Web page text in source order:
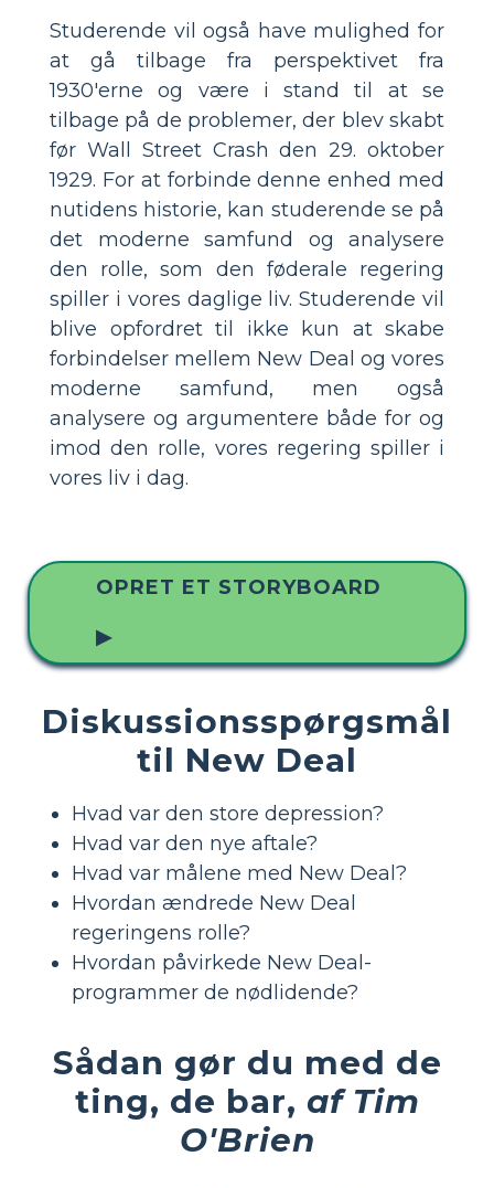
Studerende vil også have mulighed for
at gå tilbage fra perspektivet fra
1930'erne og være i stand til at se
tilbage på de problemer, der blev skabt
før Wall Street Crash den 29. oktober
1929. For at forbinde denne enhed med
nutidens historie, kan studerende se på
det moderne samfund og analysere
den rolle, som den føderale regering
spiller i vores daglige liv. Studerende vil
blive opfordret til ikke kun at skabe
forbindelser mellem New Deal og vores
moderne samfund, men også
analysere og argumentere både for og
imod den rolle, vores regering spiller i
vores liv i dag.
OPRET ET STORYBOARD
▶
Diskussionsspørgsmål
til New Deal
Hvad var den store depression?
Hvad var den nye aftale?
Hvad var målene med New Deal?
Hvordan ændrede New Deal
regeringens rolle?
Hvordan påvirkede New Deal-
programmer de nødlidende?
Sådan gør du med de
ting, de bar, af Tim
O'Brien